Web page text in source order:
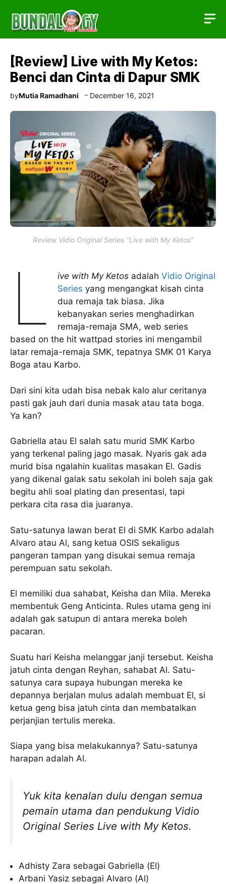
content
[Review] Live with My Ketos:
Benci dan Cinta di Dapur SMK
byMutia Ramadhani December 16, 2021
Review Vidio Original Series "Live with My Ketos"
L ive with My Ketos adalahVidio Original
Series yang mengangkat kisah cinta
dua remaja tak biasa. Jika
kebanyakan series menghadirkan
remaja-remaja SMA, web series
based on the hit wattpad stories ini mengambil
latar remaja-remaja SMK, tepatnya SMK 01 Karya
Boga atau Karbo.
Dari sini kita udah bisa nebak kalo alur ceritanya
pasti gak jauh dari dunia masak atau tata boga.
Ya kan?
Gabriella atau El salah satu murid SMK Karbo
yang terkenal paling jago masak. Nyaris gak ada
murid bisa ngalahin kualitas masakan El. Gadis
yang dikenal galak satu sekolah ini boleh saja gak
begitu ahli soal plating dan presentasi, tapi
perkara cita rasa dia juaranya.
Satu-satunya lawan berat El di SMK Karbo adalah
Alvaro atau Al, sang ketua OSIS sekaligus
pangeran tampan yang disukai semua remaja
perempuan satu sekolah.
El memiliki dua sahabat, Keisha dan Mila. Mereka
membentuk Geng Anticinta. Rules utama geng ini
adalah gak satupun di antara mereka boleh
pacaran.
Suatu hari Keisha melanggar janji tersebut. Keisha
jatuh cinta dengan Reyhan, sahabat Al. Satu-
satunya cara supaya hubungan mereka ke
depannya berjalan mulus adalah membuat El, si
ketua geng bisa jatuh cinta dan membatalkan
perjanjian tertulis mereka.
Siapa yang bisa melakukannya? Satu-satunya
harapan adalah Al.
Yuk kita kenalan dulu dengan semua
pemain utama dan pendukung Vidio
Original Series Live with My Ketos.
Adhisty Zara sebagai Gabriella (El)
Arbani Yasiz sebagai Alvaro (Al)